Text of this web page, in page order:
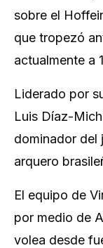
sobre el
que tropezó
actualmente a
Liderado por
Luis Díaz-
dominador del
arquero
El equipo de
por medio de
volea desde